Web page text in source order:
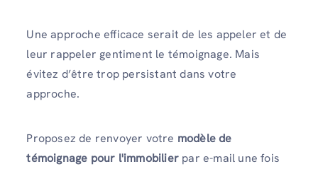
Une approche efficace serait de les appeler et de
leur rappeler gentiment le témoignage. Mais
évitez d’être trop persistant dans votre
approche.
Proposez de renvoyer votre modèle de
témoignage pour l'immobilier par e-mail une fois